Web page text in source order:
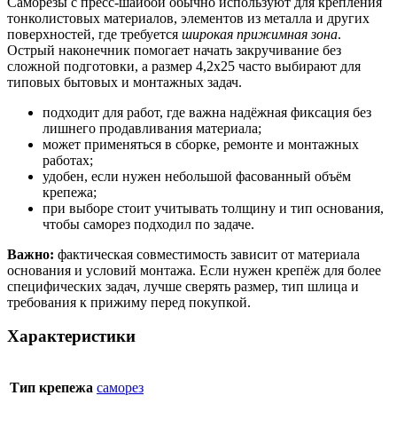
тонколистовых материалов, элементов из металла и других
поверхностей, где требуется широкая прижимная зона.
Острый наконечник помогает начать закручивание без
сложной подготовки, а размер 4,2х25 часто выбирают для
типовых бытовых и монтажных задач.
подходит для работ, где важна надёжная фиксация без
лишнего продавливания материала;
может применяться в сборке, ремонте и монтажных
работах;
удобен, если нужен небольшой фасованный объём
крепежа;
при выборе стоит учитывать толщину и тип основания,
чтобы саморез подходил по задаче.
Важно: фактическая совместимость зависит от материала
основания и условий монтажа. Если нужен крепёж для более
специфических задач, лучше сверять размер, тип шлица и
требования к прижиму перед покупкой.
Характеристики
Тип крепежа саморез